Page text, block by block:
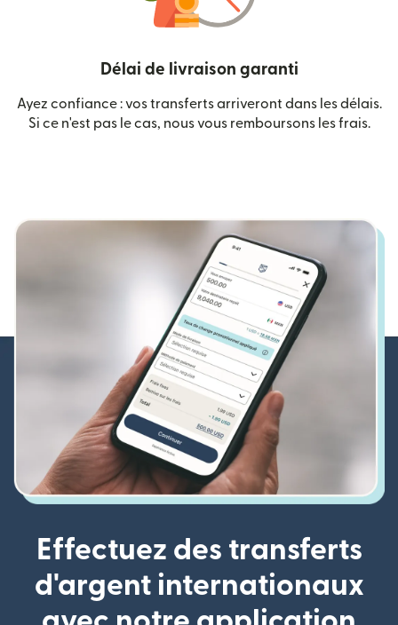
Délai de livraison garanti
Ayez confiance : vos transferts arriveront dans les délais.
Si ce n'est pas le cas, nous vous remboursons les frais.
Effectuez des transferts
d'argent internationaux